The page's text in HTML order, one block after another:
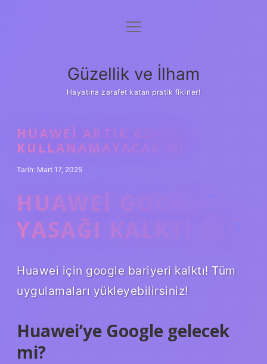
Anasayfa
Yasal Uyarı
menüyü
Güzellik ve İlham
Hayatına zarafet katan pratik fikirler!
HUAWEI ARTIK GOOGLE
KULLANAMAYACAK MI
Tarih: Mart 17, 2025
HUAWEI GOOGLE
YASAĞI KALKTI MI?
Huawei için google bariyeri kalktı! Tüm
uygulamaları yükleyebilirsiniz!
Huawei’ye Google gelecek
mi?